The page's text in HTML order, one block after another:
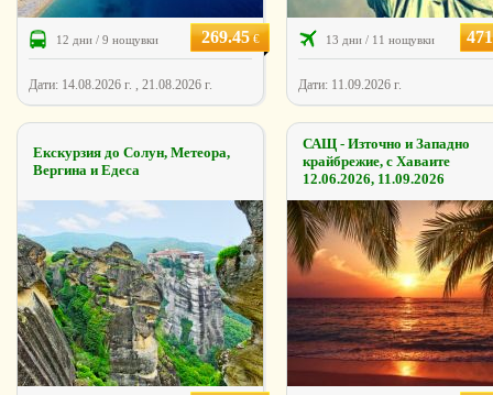
12 дни / 9 нощувки 269.45€
Дати: 14.08.2026 г. , 21.08.2026 г.
13 дни / 11 нощувки
Дати: 11.09.2026 г.
Екскурзия до Солун, Метеора,
Вергина и Едеса
САЩ - Източно и Западно
крайбрежиe, с Хаваите
12.06.2026, 11.09.2026